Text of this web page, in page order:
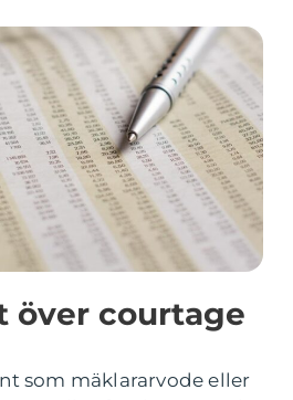
över courtage
som mäklararvode eller